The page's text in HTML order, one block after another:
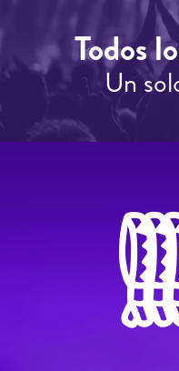
Todos
Un